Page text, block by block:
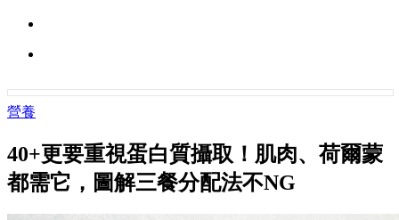
營養
40+更要重視蛋白質攝取！肌肉、荷爾蒙
都需它，圖解三餐分配法不NG